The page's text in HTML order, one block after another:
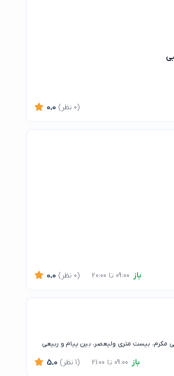
0.0 (0 نظر)
باز 0.0 (0 نظر)
مکرم، بیست متری ولیعصر، بین پیام و ربیعی
باز 5.0 (1 نظر)